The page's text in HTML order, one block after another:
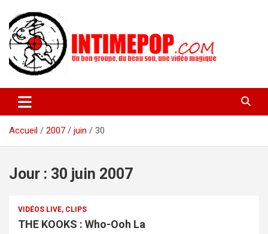
contenu
intimepop.com
actuelles pop rock, post-rock, indé sur Lyon. rock pop concert
lyon
Accueil
2007 juin 30
Jour : 30 juin 2007
VIDÉOS LIVE, CLIPS
THE KOOKS : Who-Ooh La